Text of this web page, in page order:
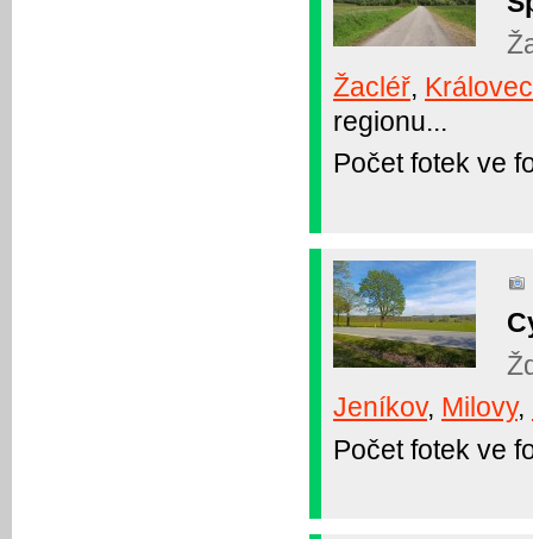
Žacléř, Královec
regionu...
Počet fotek ve
Jeníkov, Milovy,
Počet fotek ve